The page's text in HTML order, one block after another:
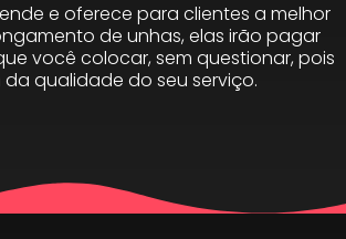
e oferece para clientes a melhor
de unhas, elas irão pagar
você colocar, sem questionar, pois
qualidade do seu serviço.